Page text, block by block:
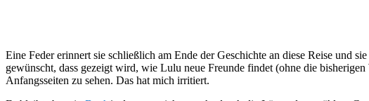
Eine Feder erinnert sie schließlich am Ende der Geschichte an diese Reise und
gewünscht, dass gezeigt wird, wie Lulu neue Freunde findet (ohne die
Anfangsseiten zu sehen. Das hat mich irritiert.